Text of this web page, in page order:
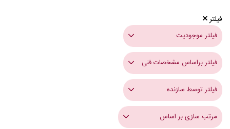
فیلتر
فیلتر موجودیت
فیلتر براساس مشخصات فنی
فیلتر توسط سازنده
مرتب سازی بر اساس